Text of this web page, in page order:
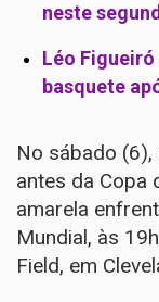
neste
Léo
basquete
No sábado
antes da Copa
amarela
Mundial, às
Field, em